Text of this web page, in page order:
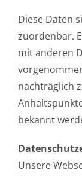
Diese Daten
zuordenbar.
mit anderen
nachträglich
bekannt
Unsere